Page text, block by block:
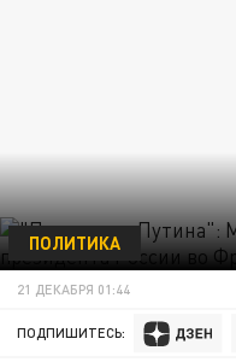
ПОЛИТИКА
21 ДЕКАБРЯ 01:44
ПОДПИШИТЕСЬ: